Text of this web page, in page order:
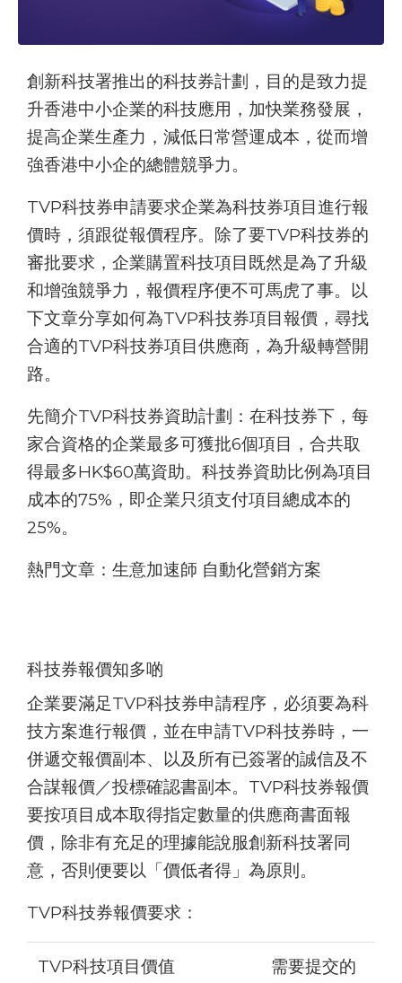
創新科技署推出的科技券計劃，目的是致力提
升香港中小企業的科技應用，加快業務發展，
提高企業生產力，減低日常營運成本，從而增
強香港中小企的總體競爭力。
TVP科技券申請要求企業為科技券項目進行報
價時，須跟從報價程序。除了要TVP科技券的
審批要求，企業購置科技項目既然是為了升級
和增強競爭力，報價程序便不可馬虎了事。以
下文章分享如何為TVP科技券項目報價，尋找
合適的TVP科技券項目供應商，為升級轉營開
路。
先簡介TVP科技券資助計劃：在科技券下，每
家合資格的企業最多可獲批6個項目，合共取
得最多HK$60萬資助。科技券資助比例為項目
成本的75%，即企業只須支付項目總成本的
25%。
熱門文章： 生意加速師 自動化營銷方案
科技券報價知多啲
企業要滿足TVP科技券申請程序，必須要為科
技方案進行報價，並在申請TVP科技券時，一
併遞交報價副本、以及所有已簽署的誠信及不
合謀報價／投標確認書副本。TVP科技券報價
要按項目成本取得指定數量的供應商書面報
價，除非有充足的理據能說服創新科技署同
意，否則便要以「價低者得」為原則。
TVP科技券報價要求：
TVP科技項目價值
需要提交的